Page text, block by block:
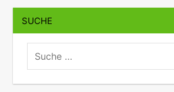
SUCHE
suche: